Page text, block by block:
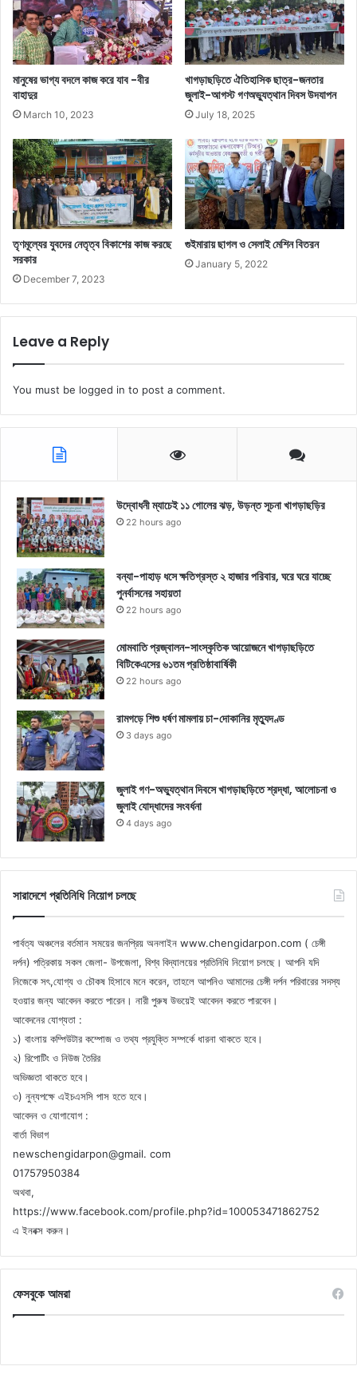
মানুষের ভাগ্য বদলে কাজ করে যাব -বীর
বাহাদুর
March 10, 2023
খাগড়াছড়িতে ঐতিহাসিক ছাত্র-জনতার
জুলাই-আগস্ট গণঅভ্যুত্থান দিবস উদযাপন
July 18, 2025
তৃণমূল্যের যুবদের নেতৃত্ব বিকাশের কাজ করছে
সরকার
December 7, 2023
গুইমারায় ছাগল ও সেলাই মেশিন বিতরন
January 5, 2022
Leave a Reply
You must be logged in to post a comment.
উদ্বোধনী ম্যাচেই ১১ গোলের ঝড়, উড়ন্ত সূচনা খাগড়াছড়ির
22 hours ago
বন্যা-পাহাড় ধসে ক্ষতিগ্রস্ত ২ হাজার পরিবার, ঘরে ঘরে যাচ্ছে
পুনর্বাসনের সহায়তা
22 hours ago
মোমবাতি প্রজ্বালন-সাংস্কৃতিক আয়োজনে খাগড়াছড়িতে
বিটিকেএসের ৬১তম প্রতিষ্ঠাবার্ষিকী
22 hours ago
রামগড়ে শিশু ধর্ষণ মামলায় চা-দোকানির মৃত্যুদণ্ড
3 days ago
জুলাই গণ-অভ্যুত্থান দিবসে খাগড়াছড়িতে শ্রদ্ধা, আলোচনা ও
জুলাই যোদ্ধাদের সংবর্ধনা
4 days ago
সারাদেশে প্রতিনিধি নিয়োগ চলছে
পার্বত্য অঞ্চলের বর্তমান সময়ের জনপ্রিয় অনলাইন www.chengidarpon.com ( চেঙ্গী
দর্পন) পত্রিকায় সকল জেলা- উপজেলা, বিশ্ব বিদ্যালয়ের প্রতিনিধি নিয়োগ চলছে। আপনি যদি
নিজেকে সৎ,যোগ্য ও চৌকষ হিসাবে মনে করেন, তাহলে আপনিও আমাদের চেঙ্গী দর্পন পরিবারের সদস্য
হওয়ার জন্য আবেদন করতে পারেন। নারী পুরুষ উভয়েই আবেদন করতে পারবেন।
আবেদনের যোগ্যতা :
১) বাংলায় কম্পিউটার কম্পোজ ও তথ্য প্রযুক্তি সম্পর্কে ধারনা থাকতে হবে।
২) রিপোটিং ও নিউজ তৈরির
অভিজ্ঞতা থাকতে হবে।
৩) নুন্যপক্ষে এইচএসসি পাস হতে হবে।
আবেদন ও যোগাযোগ :
বার্তা বিভাগ
newschengidarpon@gmail. com
01757950384
অথবা,
https://www.facebook.com/profile.php?id=100053471862752
এ ইনবক্স করুন।
ফেসবুকে আমরা